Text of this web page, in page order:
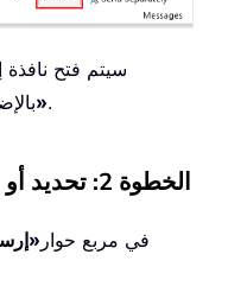
«إرسال مجدول».
الخطوة 2: تحديد أو إنشاء وقت الإرسال مجدول
1. في مربع حوار